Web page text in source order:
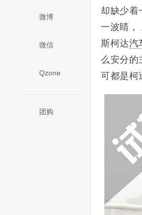
微博
微信
Qzone
团购
却缺少着
一波睛，
斯柯达汽
么安分的
可都是柯